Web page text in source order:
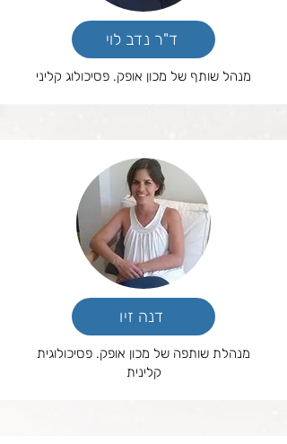
ד"ר נדב לוי
מנהל שותף של מכון אופק. פסיכולוג קליני
דנה זיו
מנהלת שותפה של מכון אופק. פסיכולוגית
קלינית